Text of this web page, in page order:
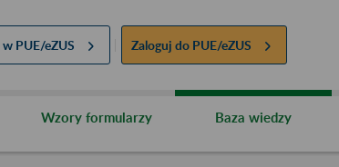
w PUE/eZUS Zaloguj do PUE/eZUS
Wzory formularzy Baza wiedzy